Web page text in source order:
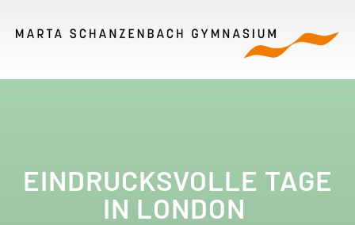
EINDRUCKSVOLLE TAGE
IN LONDON